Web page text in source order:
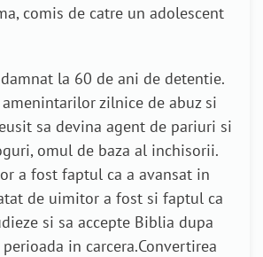
comis de catre un adolescent
la 60 de ani de detentie.
zilnice de abuz si
sa devina agent de pariuri si
omul de baza al inchisorii.
a fost faptul ca a avansat in
de uimitor a fost si faptul ca
si sa accepte Biblia dupa
in carcera.Convertirea